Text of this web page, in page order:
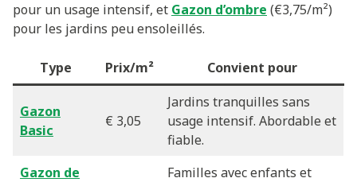
pour un usage intensif, et Gazon d’ombre (€3,75/m²)
pour les jardins peu ensoleillés.
Type Prix/m² Convient pour
Gazon
Basic
€ 3,05
Jardins tranquilles sans
usage intensif. Abordable et
fiable.
Gazon de
Familles avec enfants et